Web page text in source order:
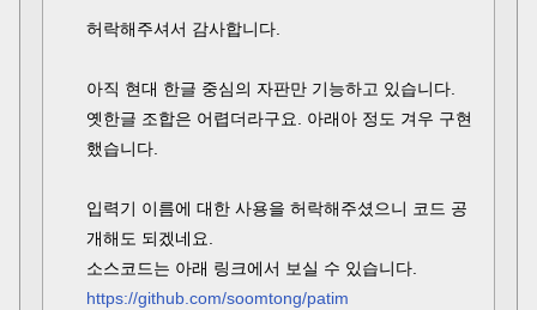
허락해주셔서 감사합니다.
아직 현대 한글 중심의 자판만 기능하고 있습니다.
옛한글 조합은 어렵더라구요. 아래아 정도 겨우 구현
했습니다.
입력기 이름에 대한 사용을 허락해주셨으니 코드 공
개해도 되겠네요.
소스코드는 아래 링크에서 보실 수 있습니다.
https://github.com/soomtong/patim